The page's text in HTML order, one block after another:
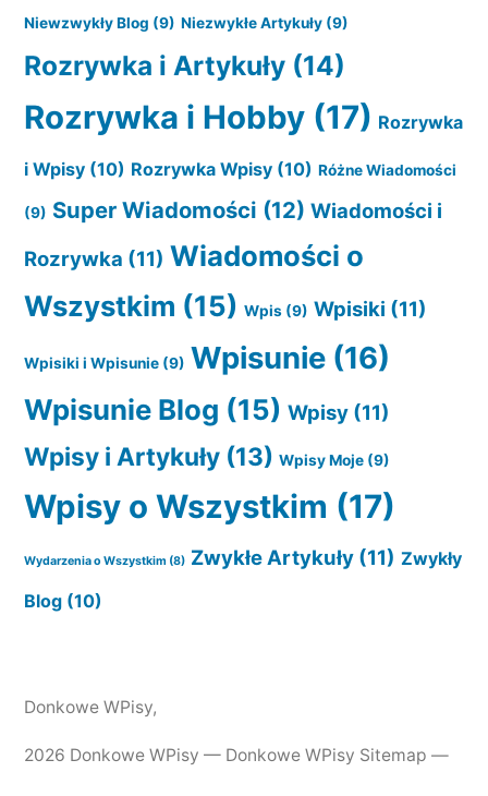
Niewzwykły Blog (9) Niezwykłe Artykuły (9)
Rozrywka i Artykuły (14)
Rozrywka i Hobby (17) Rozrywka
i Wpisy (10) Rozrywka Wpisy (10) Różne Wiadomości
(9) Super Wiadomości (12) Wiadomości i
Rozrywka (11) Wiadomości o
Wszystkim (15) Wpis (9) Wpisiki (11)
Wpisiki i Wpisunie (9) Wpisunie (16)
Wpisunie Blog (15) Wpisy (11)
Wpisy i Artykuły (13) Wpisy Moje (9)
Wpisy o Wszystkim (17)
Wydarzenia o Wszystkim (8) Zwykłe Artykuły (11) Zwykły
Blog (10)
Donkowe WPisy,
2026 Donkowe WPisy — Donkowe WPisy Sitemap —